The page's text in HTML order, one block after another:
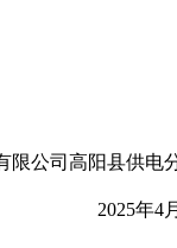
公司高阳县供电
2025年4